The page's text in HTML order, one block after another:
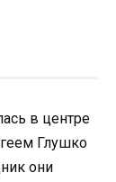
в центре
Глушко
они